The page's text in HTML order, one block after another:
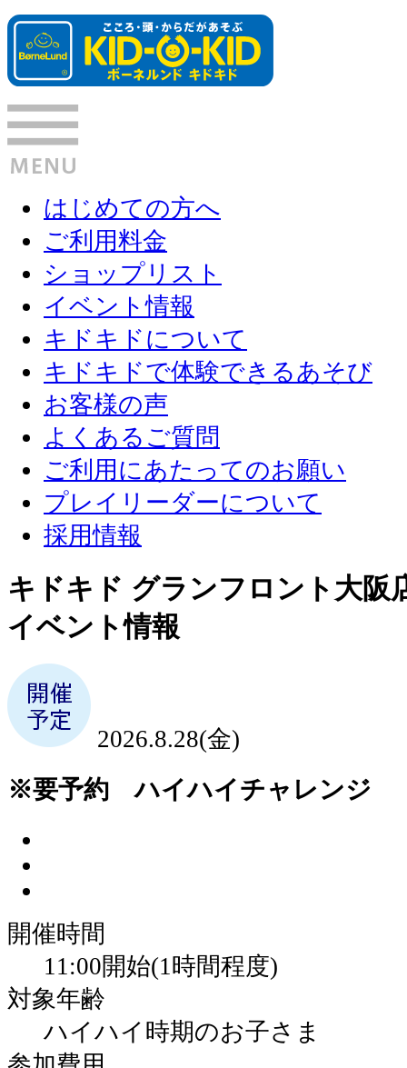
はじめての方へ
ご利用料金
ショップリスト
イベント情報
キドキドについて
キドキドで体験できるあそび
お客様の声
よくあるご質問
ご利用にあたってのお願い
プレイリーダーについて
採用情報
キドキド グランフロント大阪
イベント情報
2026.8.28(金)
※要予約 ハイハイチャレンジ
開催時間
11:00開始(1時間程度)
対象年齢
ハイハイ時期のお子さま